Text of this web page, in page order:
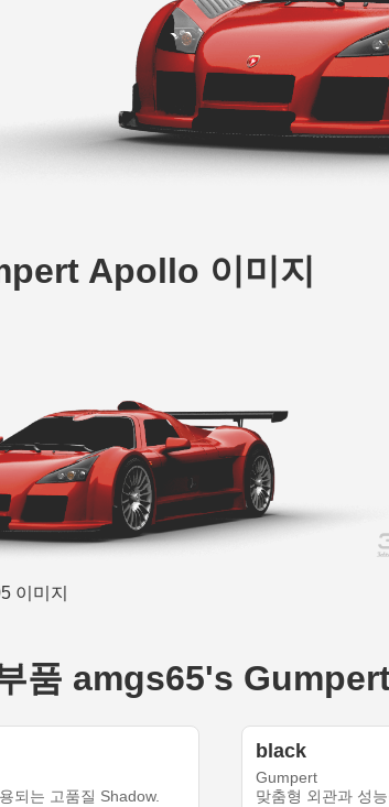
Apollo 이미지
품 amgs65's
되는 고품질 Shadow.
black
Gumpert
맞춤형 외관과 성